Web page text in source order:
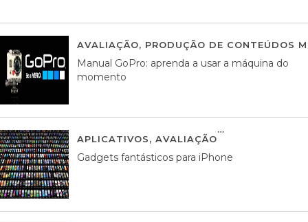
AVALIAÇÃO, PRODUÇÃO DE CONTEÚDOS
Manual GoPro: aprenda a usar a máquina do
momento
APLICATIVOS, AVALIAÇÃO
Gadgets fantásticos para iPhone